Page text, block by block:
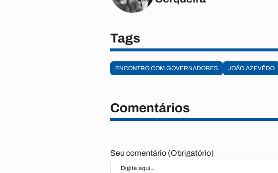
Tags
ENCONTRO COM GOVERNADORES JOÃO AZEVÊDO
Comentários
Seu comentário (Obrigatório)